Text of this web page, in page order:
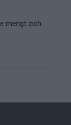
mengt zich